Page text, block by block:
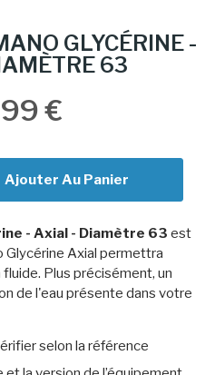
GLYCÉRINE -
63
€
Ajouter Au Panier
- Axial - Diamètre 63 est
Glycérine Axial permettra
Plus précisément, un
de l'eau présente dans votre
selon la référence